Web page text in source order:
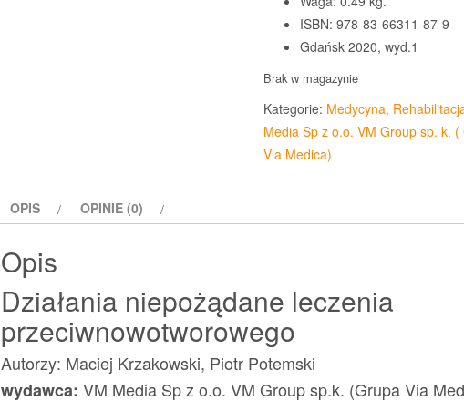
ISBN: 978-83-66311-87-9
Gdańsk 2020, wyd.1
Brak w magazynie
Kategorie: Medycyna,
Media Sp z o.o. VM Group sp. k. (
Via Medica)
OPIS OPINIE (0)
Opis
Działania niepożądane leczenia
przeciwnowotworowego
Autorzy: Maciej Krzakowski, Piotr Potemski
wydawca: VM Media Sp z o.o. VM Group sp.k. (Grupa Via